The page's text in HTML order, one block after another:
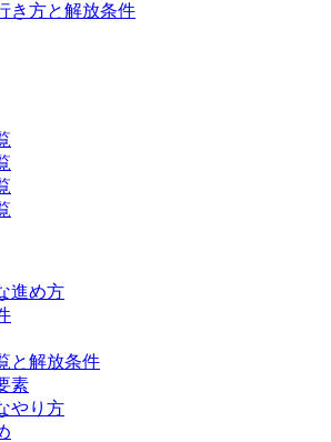
き方と解放条件
進め方
と解放条件
素
やり方